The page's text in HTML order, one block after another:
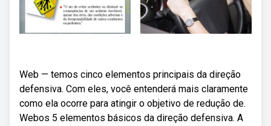
Web — temos cinco elementos principais da direção
defensiva. Com eles, você entenderá mais claramente
como ela ocorre para atingir o objetivo de redução de.
Webos 5 elementos básicos da direção defensiva. A